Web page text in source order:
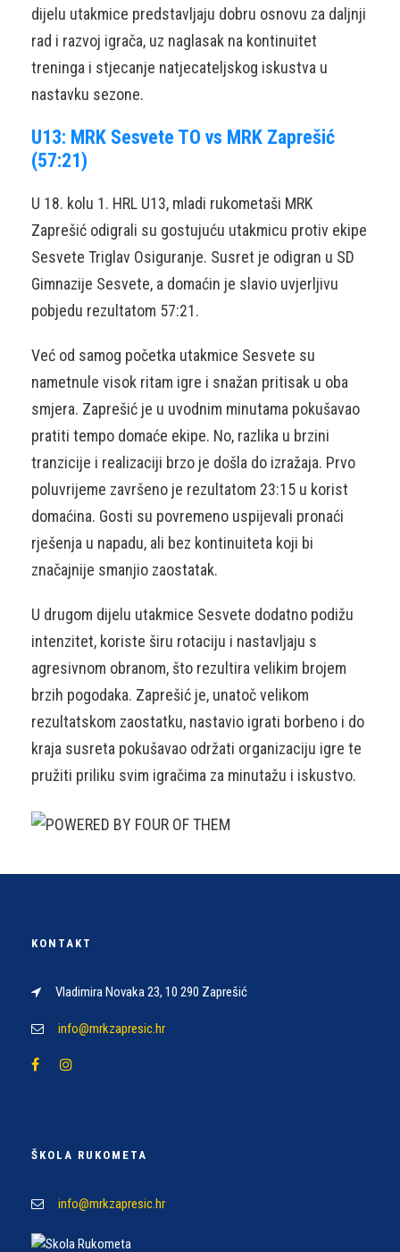
dijelu utakmice predstavljaju dobru osnovu za daljnji
rad i razvoj igrača, uz naglasak na kontinuitet
treninga i stjecanje natjecateljskog iskustva u
nastavku sezone.
U13: MRK Sesvete TO vs MRK Zaprešić
(57:21)
U 18. kolu 1. HRL U13, mladi rukometaši MRK
Zaprešić odigrali su gostujuću utakmicu protiv ekipe
Sesvete Triglav Osiguranje. Susret je odigran u SD
Gimnazije Sesvete, a domaćin je slavio uvjerljivu
pobjedu rezultatom 57:21.
Već od samog početka utakmice Sesvete su
nametnule visok ritam igre i snažan pritisak u oba
smjera. Zaprešić je u uvodnim minutama pokušavao
pratiti tempo domaće ekipe. No, razlika u brzini
tranzicije i realizaciji brzo je došla do izražaja. Prvo
poluvrijeme završeno je rezultatom 23:15 u korist
domaćina. Gosti su povremeno uspijevali pronaći
rješenja u napadu, ali bez kontinuiteta koji bi
značajnije smanjio zaostatak.
U drugom dijelu utakmice Sesvete dodatno podižu
intenzitet, koriste širu rotaciju i nastavljaju s
agresivnom obranom, što rezultira velikim brojem
brzih pogodaka. Zaprešić je, unatoč velikom
rezultatskom zaostatku, nastavio igrati borbeno i do
kraja susreta pokušavao održati organizaciju igre te
pružiti priliku svim igračima za minutažu i iskustvo.
KONTAKT
Vladimira Novaka 23, 10 290 Zaprešić
info@mrkzapresic.hr
ŠKOLA RUKOMETA
info@mrkzapresic.hr